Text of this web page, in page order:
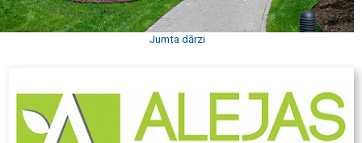
Jumta dārzi